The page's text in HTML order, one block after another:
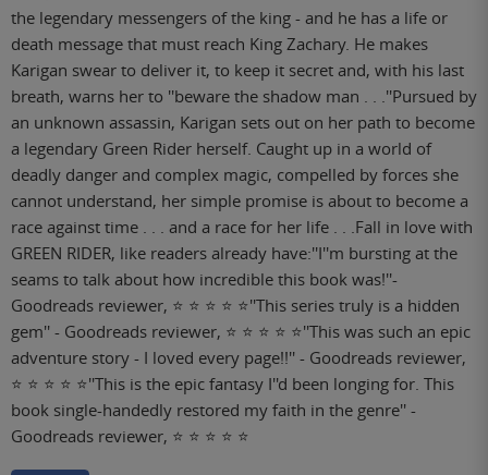
the legendary messengers of the king - and he has a life or
death message that must reach King Zachary. He makes
Karigan swear to deliver it, to keep it secret and, with his last
breath, warns her to ''beware the shadow man . . .''Pursued by
an unknown assassin, Karigan sets out on her path to become
a legendary Green Rider herself. Caught up in a world of
deadly danger and complex magic, compelled by forces she
cannot understand, her simple promise is about to become a
race against time . . . and a race for her life . . .Fall in love with
GREEN RIDER, like readers already have:''I''m bursting at the
seams to talk about how incredible this book was!''-
Goodreads reviewer, ⭐ ⭐ ⭐ ⭐ ⭐''This series truly is a hidden
gem'' - Goodreads reviewer, ⭐ ⭐ ⭐ ⭐ ⭐''This was such an epic
adventure story - I loved every page!!'' - Goodreads reviewer,
⭐ ⭐ ⭐ ⭐ ⭐''This is the epic fantasy I''d been longing for. This
book single-handedly restored my faith in the genre'' -
Goodreads reviewer, ⭐ ⭐ ⭐ ⭐ ⭐